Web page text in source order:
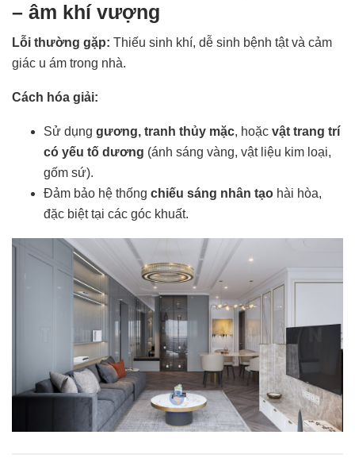
– âm khí vượng
Lỗi thường gặp: Thiếu sinh khí, dễ sinh bệnh tật và cảm
giác u ám trong nhà.
Cách hóa giải:
Sử dụng gương, tranh thủy mặc, hoặc vật trang trí
có yếu tố dương (ánh sáng vàng, vật liệu kim loại,
gốm sứ).
Đảm bảo hệ thống chiếu sáng nhân tạo hài hòa,
đặc biệt tại các góc khuất.